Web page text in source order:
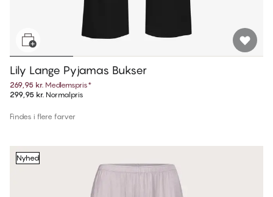
Lily Lange Pyjamas Bukser
269,95 kr. Medlemspris*
299,95 kr. Normalpris
Findes i flere farver
Nyhed